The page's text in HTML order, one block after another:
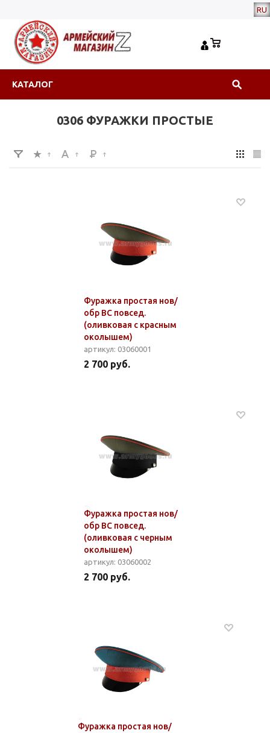
RU
КАТАЛОГ
0306 ФУРАЖКИ ПРОСТЫЕ
Фуражка простая нов/
обр ВС повсед.
(оливковая с красным
околышем)
артикул: 03060001
2 700 руб.
Фуражка простая нов/
обр ВС повсед.
(оливковая с черным
околышем)
артикул: 03060002
2 700 руб.
Фуражка простая нов/